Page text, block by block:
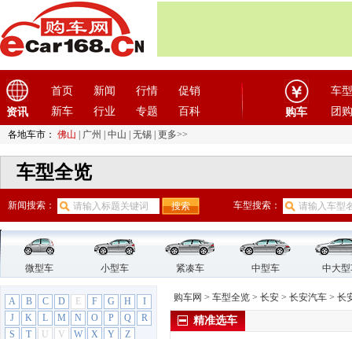
资讯
首页 新闻 行情
促销
新车
行业 专题 百科 购车
车型
团购
各地车市： 佛山 广州 中山 无锡 更多>>
车型全览
新闻搜索： 车型搜索：
微型车 小型车 紧凑车 中型车 中大
A B C D E F G H
I
J
K L M N O P Q
R
S
T U V W X Y Z
北汽威旺(9)
北汽新能源(12)
北汽制造(7)
奔驰(63)
奔腾
(15)
本田
(31)
比速汽车(3)
标致(19)
宾利(5)
布加迪(1)
长安(71)
E-Pro
奔奔
购车网 > 车型全览 > 长安 > 长安汽车 > 长
精准选车